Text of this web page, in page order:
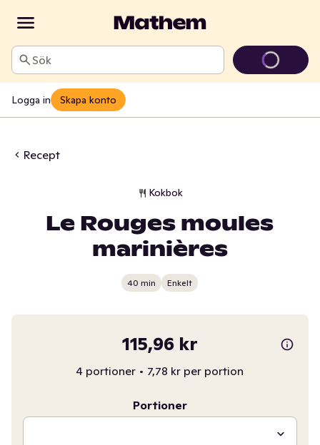
Sök
Logga in Skapa konto
Recept
Kokbok
Le Rouges moules
marinières
40 min Enkelt
115,96 kr
4 portioner • 7,78 kr per portion
Portioner